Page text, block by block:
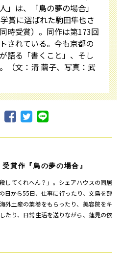
」は、「鳥の夢の場合」
賞に選ばれた駒田隼也さ
時受賞）。同作は第173回
されている。今も京都の
語る「書くこと」、そし
（文：清 繭子、写真：武
賞作『鳥の夢の場合』
してくれへん？」。シェアハウスの同居
日から55日、仕事に行ったり、文鳥を部
外土産の葉巻をもらったり、美容院をキ
たり、日常生活を送りながら、蓮見の依